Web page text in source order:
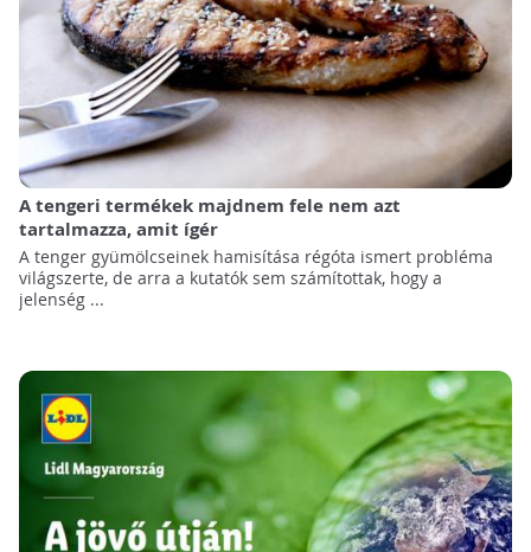
A tengeri termékek majdnem fele nem azt
tartalmazza, amit ígér
A tenger gyümölcseinek hamisítása régóta ismert probléma
világszerte, de arra a kutatók sem számítottak, hogy a
jelenség ...